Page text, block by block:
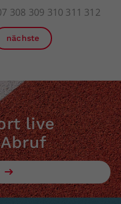
308 309 310 311 312
nächste
live